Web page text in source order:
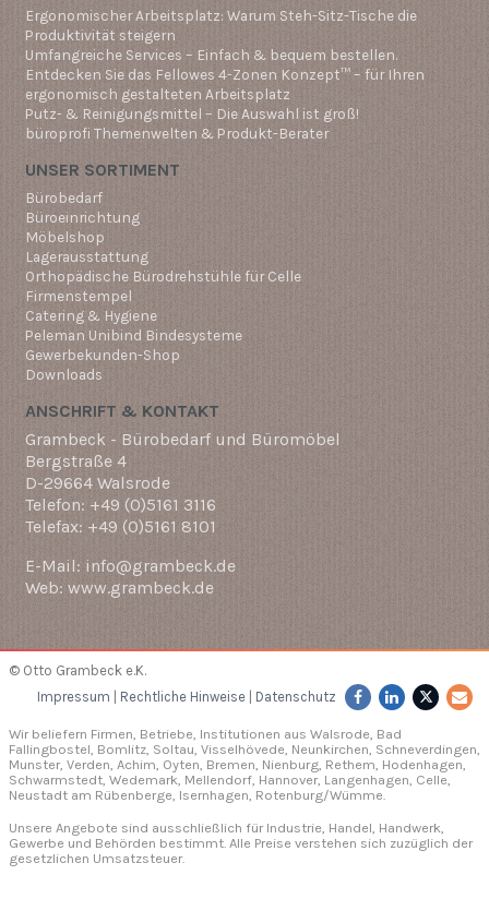
Ergonomischer Arbeitsplatz: Warum Steh-Sitz-Tische die
Produktivität steigern
Umfangreiche Services – Einfach & bequem bestellen.
Entdecken Sie das Fellowes 4-Zonen Konzept™ – für Ihren
ergonomisch gestalteten Arbeitsplatz
Putz- & Reinigungsmittel – Die Auswahl ist groß!
büroprofi Themenwelten & Produkt-Berater
UNSER SORTIMENT
Bürobedarf
Büroeinrichtung
Möbelshop
Lagerausstattung
Orthopädische Bürodrehstühle für Celle
Firmenstempel
Catering & Hygiene
Peleman Unibind Bindesysteme
Gewerbekunden-Shop
Downloads
ANSCHRIFT & KONTAKT
Grambeck - Bürobedarf und Büromöbel
Bergstraße 4
D-29664 Walsrode
Telefon: +49 (0)5161 3116
Telefax: +49 (0)5161 8101
E-Mail: info@grambeck.de
Web: www.grambeck.de
© Otto Grambeck e.K.
Impressum
Rechtliche Hinweise Datenschutz
Wir beliefern Firmen, Betriebe, Institutionen aus Walsrode, Bad
Fallingbostel, Bomlitz, Soltau, Visselhövede, Neunkirchen, Schneverdingen,
Munster, Verden, Achim, Oyten, Bremen, Nienburg, Rethem, Hodenhagen,
Schwarmstedt, Wedemark, Mellendorf, Hannover, Langenhagen, Celle,
Neustadt am Rübenberge, Isernhagen, Rotenburg/Wümme.
Unsere Angebote sind ausschließlich für Industrie, Handel, Handwerk,
Gewerbe und Behörden bestimmt. Alle Preise verstehen sich zuzüglich der
gesetzlichen Umsatzsteuer.